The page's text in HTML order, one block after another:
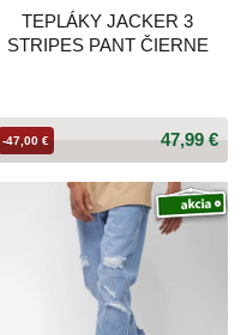
TEPLÁKY JACKER 3
STRIPES PANT ČIERNE
47,99 €
-47,00 €